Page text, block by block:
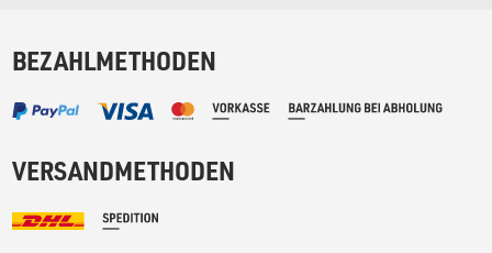
BEZAHLMETHODEN
VERSANDMETHODEN